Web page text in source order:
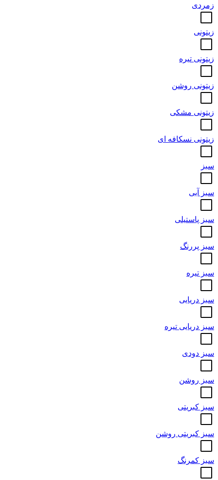
زمردی
زیتونی
زیتونی تیره
زیتونی روشن
زیتونی مشکی
زیتونی نسکافه ای
سبز
سبز آبی
سبز پاستیلی
سبز پررنگ
سبز تیره
سبز دریایی
سبز دریایی تیره
سبز دودی
سبز روشن
سبز کبریتی
سبز کبریتی روشن
سبز کمرنگ